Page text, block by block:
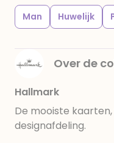
Man Huwelijk
Over de
Hallmark
De mooiste
designafdeling.